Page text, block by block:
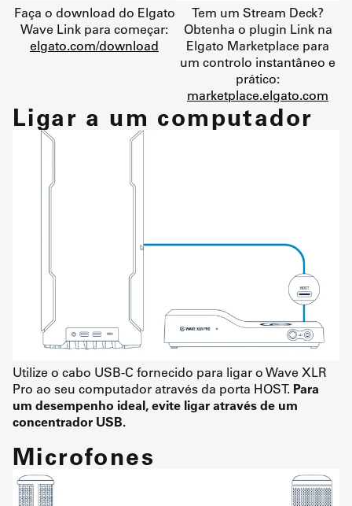
Faça o download do Elgato
Wave Link para começar:
elgato.com/download
Tem um Stream Deck?
Obtenha o plugin Link na
Elgato Marketplace para
um controlo instantâneo e
prático:
marketplace.elgato.com
Ligar a um computador
Utilize o cabo USB-C fornecido para ligar o Wave XLR
Pro ao seu computador através da porta HOST. Para
um desempenho ideal, evite ligar através de um
concentrador USB.
Microfones